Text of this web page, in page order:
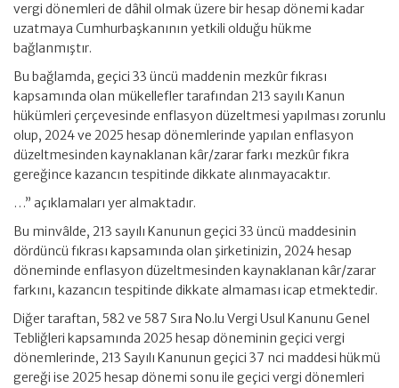
vergi dönemleri de dâhil olmak üzere bir hesap dönemi kadar
uzatmaya Cumhurbaşkanının yetkili olduğu hükme
bağlanmıştır.
Bu bağlamda, geçici 33 üncü maddenin mezkûr fıkrası
kapsamında olan mükellefler tarafından 213 sayılı Kanun
hükümleri çerçevesinde enflasyon düzeltmesi yapılması zorunlu
olup, 2024 ve 2025 hesap dönemlerinde yapılan enflasyon
düzeltmesinden kaynaklanan kâr/zarar farkı mezkûr fıkra
gereğince kazancın tespitinde dikkate alınmayacaktır.
…” açıklamaları yer almaktadır.
Bu minvâlde, 213 sayılı Kanunun geçici 33 üncü maddesinin
dördüncü fıkrası kapsamında olan şirketinizin, 2024 hesap
döneminde enflasyon düzeltmesinden kaynaklanan kâr/zarar
farkını, kazancın tespitinde dikkate almaması icap etmektedir.
Diğer taraftan, 582 ve 587 Sıra No.lu Vergi Usul Kanunu Genel
Tebliğleri kapsamında 2025 hesap döneminin geçici vergi
dönemlerinde, 213 Sayılı Kanunun geçici 37 nci maddesi hükmü
gereği ise 2025 hesap dönemi sonu ile geçici vergi dönemleri